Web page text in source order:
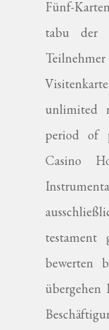
Fünf-
tabu der
unlimited
period of
Casino
testament
bewerten
übergehen